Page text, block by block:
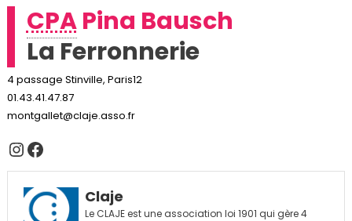
CPAPina Bausch
La Ferronnerie
4 passage Stinville, Paris12
01.43.41.47.87
montgallet@claje.asso.fr
Instagram
Facebook
Claje
Le CLAJE est une association loi 1901 qui gère 4